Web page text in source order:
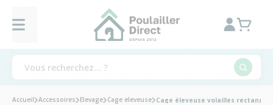
Accueil Accessoires Elevage Cage eleveuse Cage éleveuse volailles